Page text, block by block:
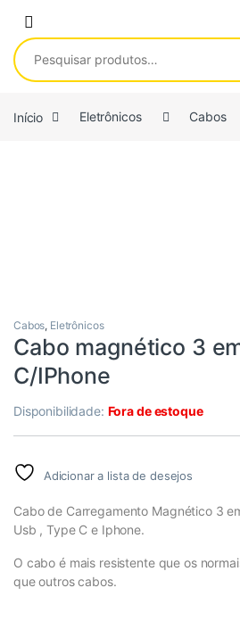
Pesquisar por:
Início Eletrônicos Cabos
Cabos, Eletrônicos
Cabo magnético 3
C/IPhone
Disponibilidade: Fora de estoque
Adicionar a lista de desejos
Cabo de Carregamento Magnético 3
Usb , Type C e Iphone.
O cabo é mais resistente que os
que outros cabos.